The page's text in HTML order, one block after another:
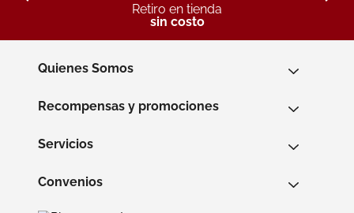
Retiro en tienda
sin costo
Quienes Somos
Recompensas y promociones
Servicios
Convenios